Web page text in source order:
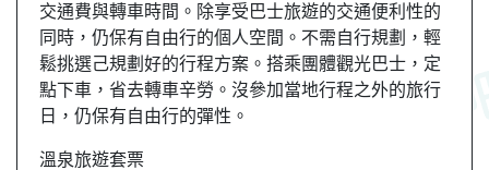
交通費與轉車時間。除享受巴士旅遊的交通便利性的
同時，仍保有自由行的個人空間。不需自行規劃，輕
鬆挑選己規劃好的行程方案。搭乘團體觀光巴士，定
點下車，省去轉車辛勞。沒參加當地行程之外的旅行
日，仍保有自由行的彈性。
溫泉旅遊套票